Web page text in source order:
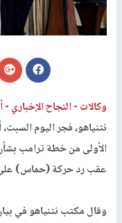
وكالات -النجاح الإخباري -
نتنياهو، فجر اليوم
الأولى من خطة ترامب
عقب رد حركة (حماس)
وقال مكتب نتنياهو في